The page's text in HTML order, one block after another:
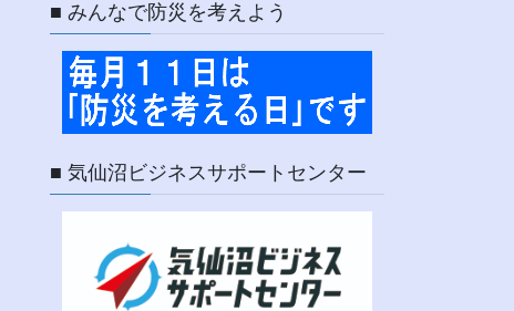
■ みんなで防災を考えよう
■ 気仙沼ビジネスサポートセンター